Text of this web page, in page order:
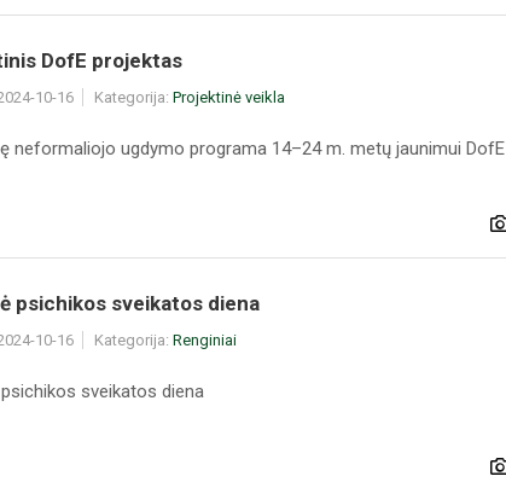
DofE projektas
10-16 Kategorija: Projektinė veikla
neformaliojo ugdymo programa 14–24 m. metų jaunimui DofE
psichikos sveikatos diena
10-16 Kategorija: Renginiai
sveikatos diena